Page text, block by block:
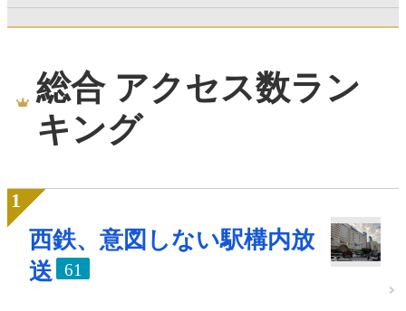
総合 アクセス数ラン
キング
西鉄、意図しない駅構内放
送
61